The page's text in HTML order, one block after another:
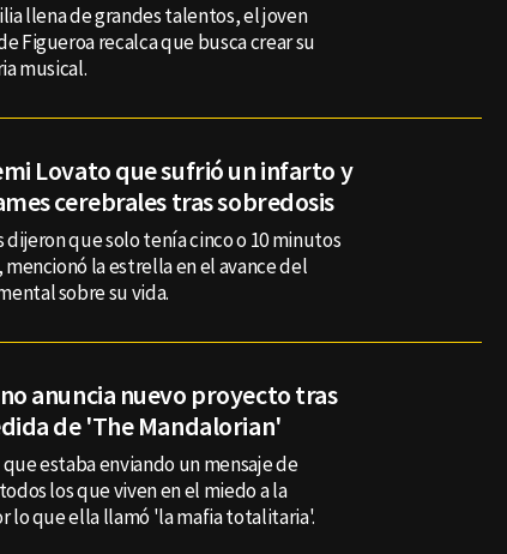
llena de grandes talentos, el joven
Figueroa recalca que busca crear su
musical.
Lovato que sufrió un infarto y
cerebrales tras sobredosis
dijeron que solo tenía cinco o 10 minutos
mencionó la estrella en el avance del
sobre su vida.
anuncia nuevo proyecto tras
de 'The Mandalorian'
estaba enviando un mensaje de
los que viven en el miedo a la
lo que ella llamó 'la mafia totalitaria'.